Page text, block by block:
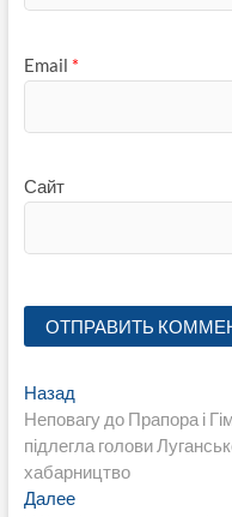
Email *
Сайт
Навигация
по
записям
НазадПредыдущая
запись:
Неповагу до Прапора і
підлегла голови
хабарництво
ДалееСледующая